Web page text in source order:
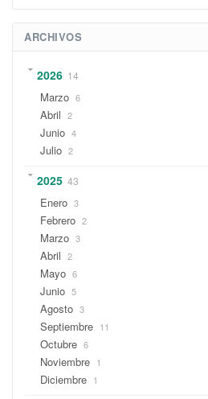
ARCHIVOS
2026 14
Marzo 6
Abril 2
Junio 4
Julio 2
2025 43
Enero 3
Febrero 2
Marzo 3
Abril 2
Mayo 6
Junio 5
Agosto 3
Septiembre 11
Octubre 6
Noviembre 1
Diciembre 1